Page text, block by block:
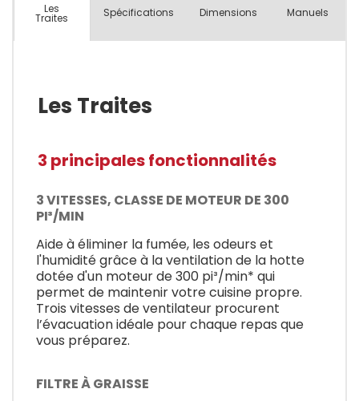
Les
Traites Spécifications Dimensions Manuels
Les Traites
3 principales fonctionnalités
3 VITESSES, CLASSE DE MOTEUR DE 300
PI³/MIN
Aide à éliminer la fumée, les odeurs et
l'humidité grâce à la ventilation de la hotte
dotée d'un moteur de 300 pi³/min* qui
permet de maintenir votre cuisine propre.
Trois vitesses de ventilateur procurent
l’évacuation idéale pour chaque repas que
vous préparez.
FILTRE À GRAISSE